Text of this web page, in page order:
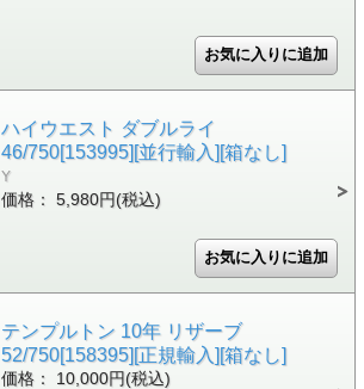
ハイウエスト ダブルライ
46/750[153995][並行輸入][箱なし]
Y
価格： 5,980円(税込)
テンプルトン 10年 リザーブ
52/750[158395][正規輸入][箱なし]
価格： 10,000円(税込)